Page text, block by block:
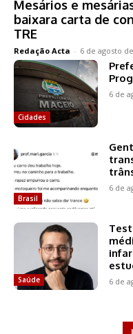
Mesários e
baixara carta de
TRE
Redação Acta - 6 de agosto
Cidades
6 de
Brasil
6 de
Saúde 6 de